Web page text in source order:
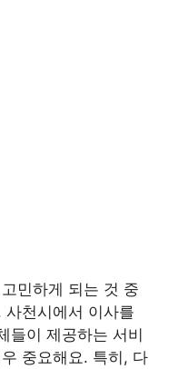
민하게 되는 것 중
천시에서 이사를
들이 제공하는 서비
중요해요. 특히, 다